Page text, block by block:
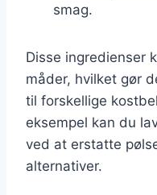
smag.
Disse ingredienser
måder, hvilket gør
til forskellige
eksempel kan du
ved at erstatte
alternativer.